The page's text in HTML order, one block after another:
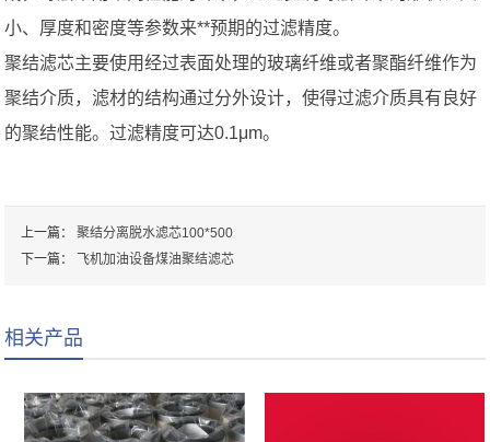
小、厚度和密度等参数来**预期的过滤精度。
聚结滤芯主要使用经过表面处理的玻璃纤维或者聚酯纤维作为
聚结介质，滤材的结构通过分外设计，使得过滤介质具有良好
的聚结性能。过滤精度可达0.1μm。
上一篇：聚结分离脱水滤芯100*500
下一篇：
飞机加油设备煤油聚结滤芯
相关产品